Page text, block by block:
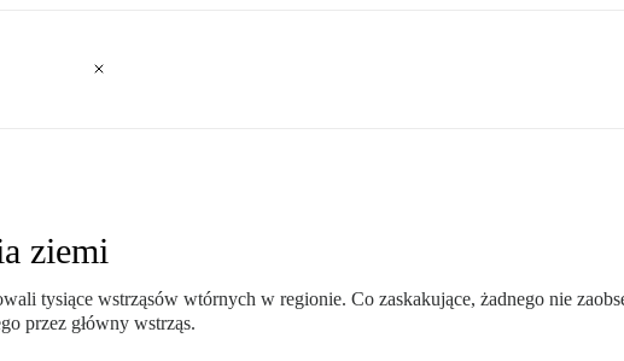
ziemi
tysiące wstrząsów wtórnych w regionie. Co zaskakujące, żadnego nie
przez główny wstrząs.